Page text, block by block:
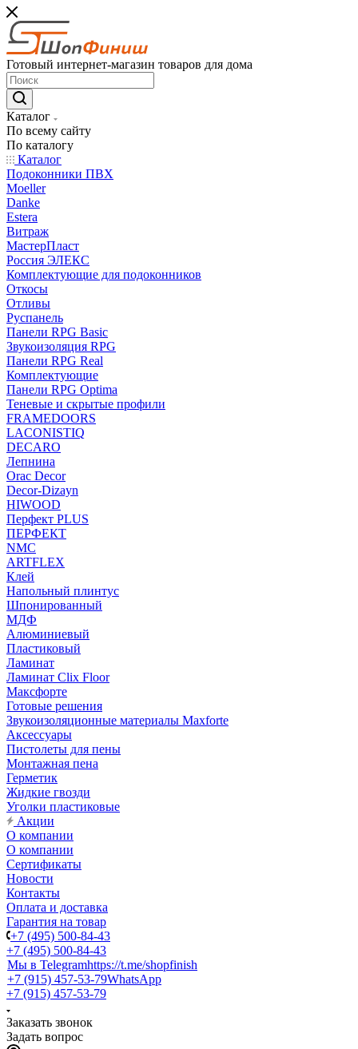
Готовый интернет-магазин товаров для дома
Каталог
По всему сайту
По каталогу
Каталог
Подоконники ПВХ
Moeller
Danke
Estera
Витраж
МастерПласт
Россия ЭЛЕКС
Комплектующие для подоконников
Откосы
Отливы
Руспанель
Панели RPG Basic
Звукоизоляция RPG
Панели RPG Real
Комплектующие
Панели RPG Optima
Теневые и скрытые профили
FRAMEDOORS
LACONISTIQ
DECARO
Лепнина
Orac Decor
Decor-Dizayn
HIWOOD
Перфект PLUS
ПЕРФЕКТ
NMC
ARTFLEX
Клей
Напольный плинтус
Шпонированный
МДФ
Алюминиевый
Пластиковый
Ламинат
Ламинат Clix Floor
Максфорте
Готовые решения
Звукоизоляционные материалы Maxforte
Аксессуары
Пистолеты для пены
Монтажная пена
Герметик
Жидкие гвозди
Уголки пластиковые
Акции
О компании
О компании
Сертификаты
Новости
Контакты
Оплата и доставка
Гарантия на товар
+7 (495) 500-84-43
+7 (495) 500-84-43
Мы в Telegramhttps://t.me/shopfinish
+7 (915) 457-53-79WhatsApp
+7 (915) 457-53-79
Заказать звонок
Задать вопрос